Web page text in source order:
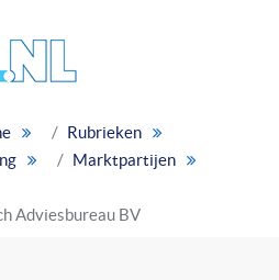
Rubrieken
Marktpartijen
Adviesbureau BV